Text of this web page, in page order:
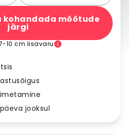
kohandada mõõtude
järgi
10 cm lisavaru
jooksul